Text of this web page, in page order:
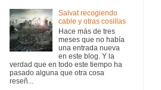
Salvat recogiendo
cable y otras cosillas
Hace más de tres
meses que no había
una entrada nueva
en este blog. Y la
verdad que en todo este tiempo ha
pasado alguna que otra cosa
reseñ...